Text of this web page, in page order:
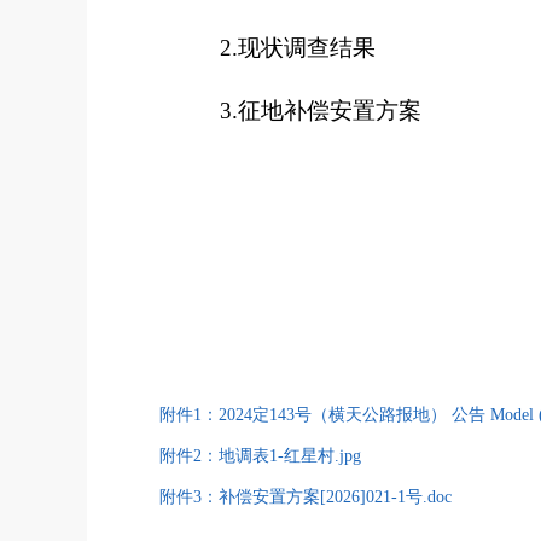
2.现状调查结果
3.征地补偿安置方案
附件1：2024定143号（横天公路报地） 公告 Model
附件2：地调表1-红星村.jpg
附件3：补偿安置方案[2026]021-1号.doc